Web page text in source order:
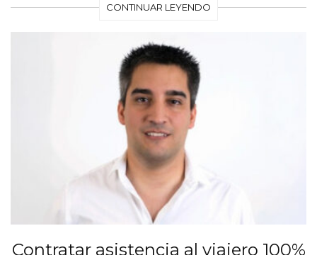
CONTINUAR LEYENDO
Contratar asistencia al viajero 100%